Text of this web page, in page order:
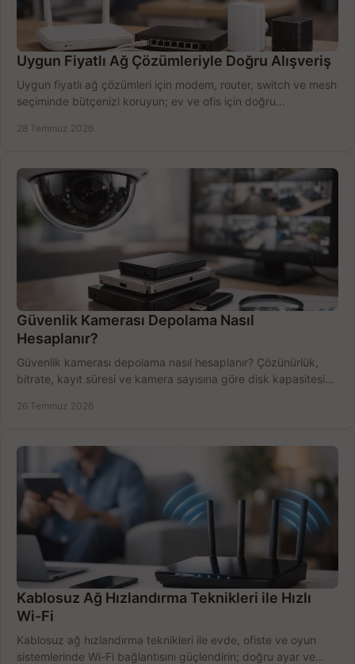
Uygun Fiyatlı Ağ Çözümleriyle Doğru Alışveriş
Uygun fiyatlı ağ çözümleri için modem, router, switch ve mesh
seçiminde bütçenizi koruyun; ev ve ofis için doğru
28 Temmuz 2026
Güvenlik Kamerası Depolama Nasıl
Hesaplanır?
Güvenlik kamerası depolama nasıl hesaplanır? Çözünürlük,
bitrate, kayıt süresi ve kamera sayısına göre disk kapasitesini
26 Temmuz 2026
Kablosuz Ağ Hızlandırma Teknikleri ile Hızlı
Wi-Fi
Kablosuz ağ hızlandırma teknikleri ile evde, ofiste ve oyun
sistemlerinde Wi-Fi bağlantısını güçlendirin; doğru ayar ve